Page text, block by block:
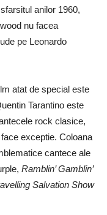
anilor 1960,
nu facea
pe Leonardo
atat de special este
Tarantino este
rock clasice,
exceptie. Coloana
cantece ale
Ramblin’ Gamblin’
Salvation Show